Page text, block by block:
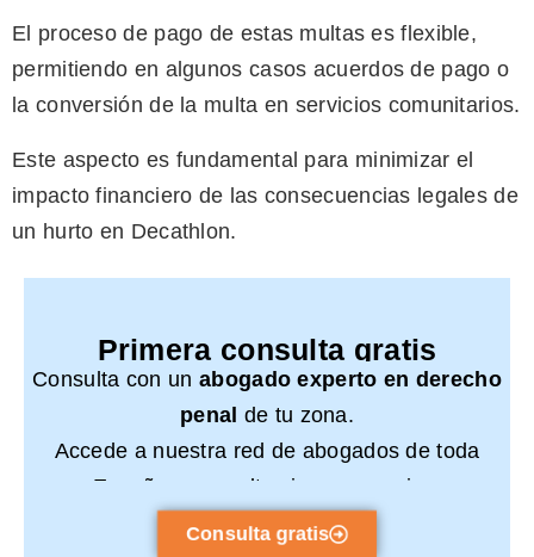
El proceso de pago de estas multas es flexible,
permitiendo en algunos casos acuerdos de pago o
la conversión de la multa en servicios comunitarios.
Este aspecto es fundamental para minimizar el
impacto financiero de las consecuencias legales de
un hurto en Decathlon.
Primera consulta gratis
Consulta con un abogado experto en derecho
penal de tu zona.
Accede a nuestra red de abogados de toda
España y consulta sin compromiso.
Consulta gratis